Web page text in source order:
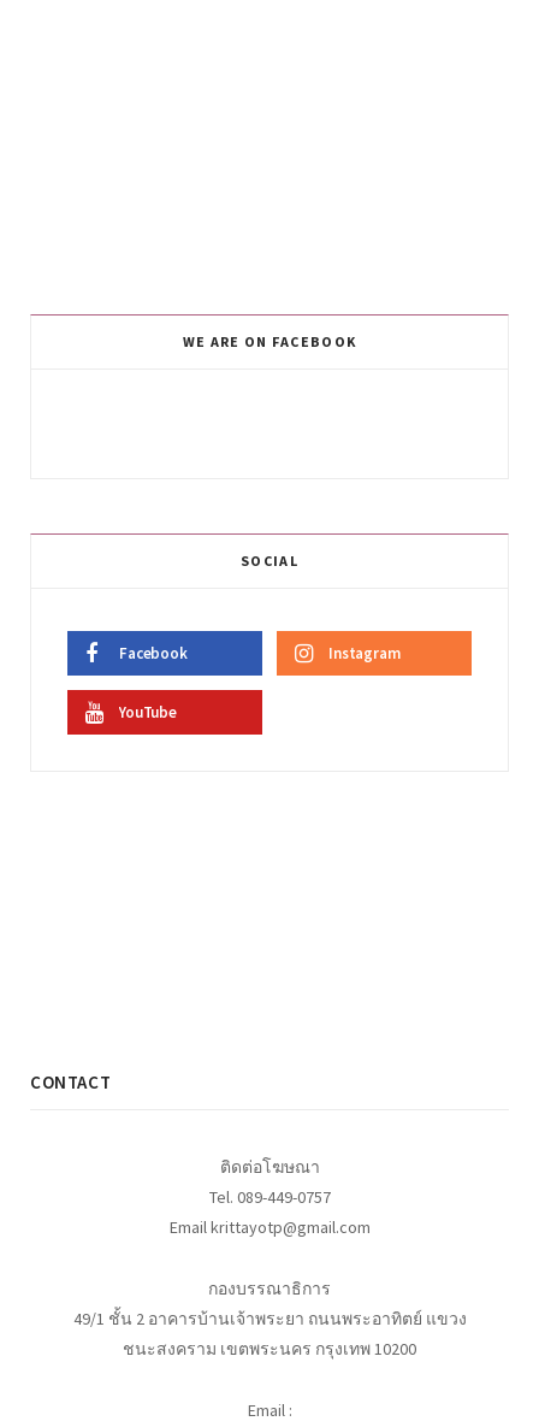
WE ARE ON FACEBOOK
SOCIAL
Facebook Instagram
YouTube
CONTACT
ติดต่อโฆษณา
Tel. 089-449-0757
Email krittayotp@gmail.com
กองบรรณาธิการ
49/1 ชั้น 2 อาคารบ้านเจ้าพระยา ถนนพระอาทิตย์ แขวง
ชนะสงคราม เขตพระนคร กรุงเทพ 10200
Email :